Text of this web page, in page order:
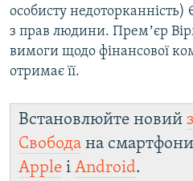
особисту недоторканність)
з прав людини. Премʼєр
вимоги щодо фінансової
отримає її.
Встановлюйте новий
Свобода на
Apple і Android.